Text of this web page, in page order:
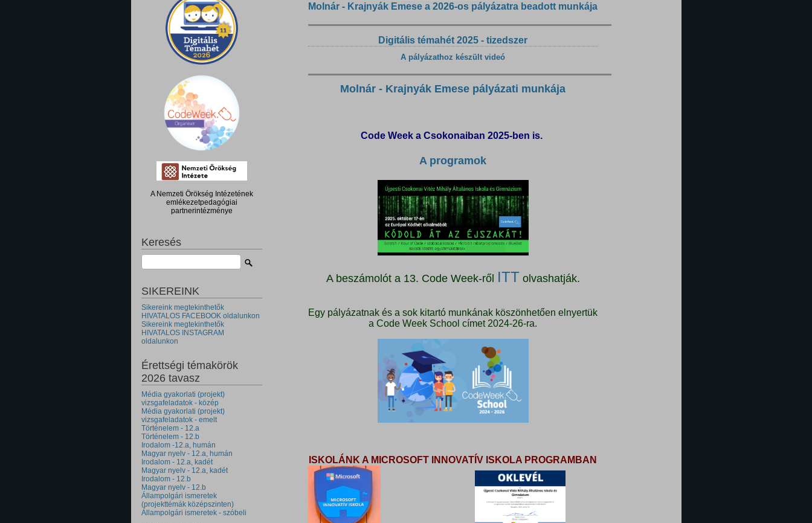
A Nemzeti Örökség Intézetének
emlékezetpedagógiai
partnerintézménye
Keresés
SIKEREINK
Sikereink megtekinthetők
HIVATALOS FACEBOOK oldalunkon
Sikereink megtekinthetők
HIVATALOS INSTAGRAM
oldalunkon
Érettségi témakörök
2026 tavasz
Média gyakorlati (projekt)
vizsgafeladatok - közép
Média gyakorlati (projekt)
vizsgafeladatok - emelt
Történelem - 12.a
Történelem - 12.b
Irodalom -12.a, humán
Magyar nyelv - 12.a, humán
Irodalom - 12.a, kadét
Magyar nyelv - 12.a, kadét
Irodalom - 12.b
Magyar nyelv - 12.b
Állampolgári ismeretek
(projekttémák középszinten)
Állampolgári ismeretek - szóbeli
Molnár - Krajnyák Emese a 2026-os pályázatra beadott munkája
Digitális témahét 2025 - tizedszer
A pályázathoz készült videó
Molnár - Krajnyák Emese pályázati munkája
Code Week a Csokonaiban 2025-ben is.
A programok
A beszámolót a 13. Code Week-ről ITT olvashatják.
Egy pályázatnak és a sok kitartó munkának köszönhetően elnyertük
a Code Week School címet 2024-26-ra.
ISKOLÁNK A MICROSOFT INNOVATÍV ISKOLA PROGRAMBAN